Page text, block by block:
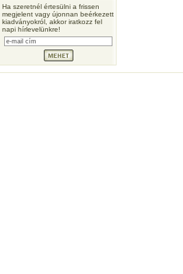
Ha szeretnél értesülni a frissen
megjelent vagy újonnan beérkezett
kiadványokról, akkor iratkozz fel
napi hírlevelünkre!